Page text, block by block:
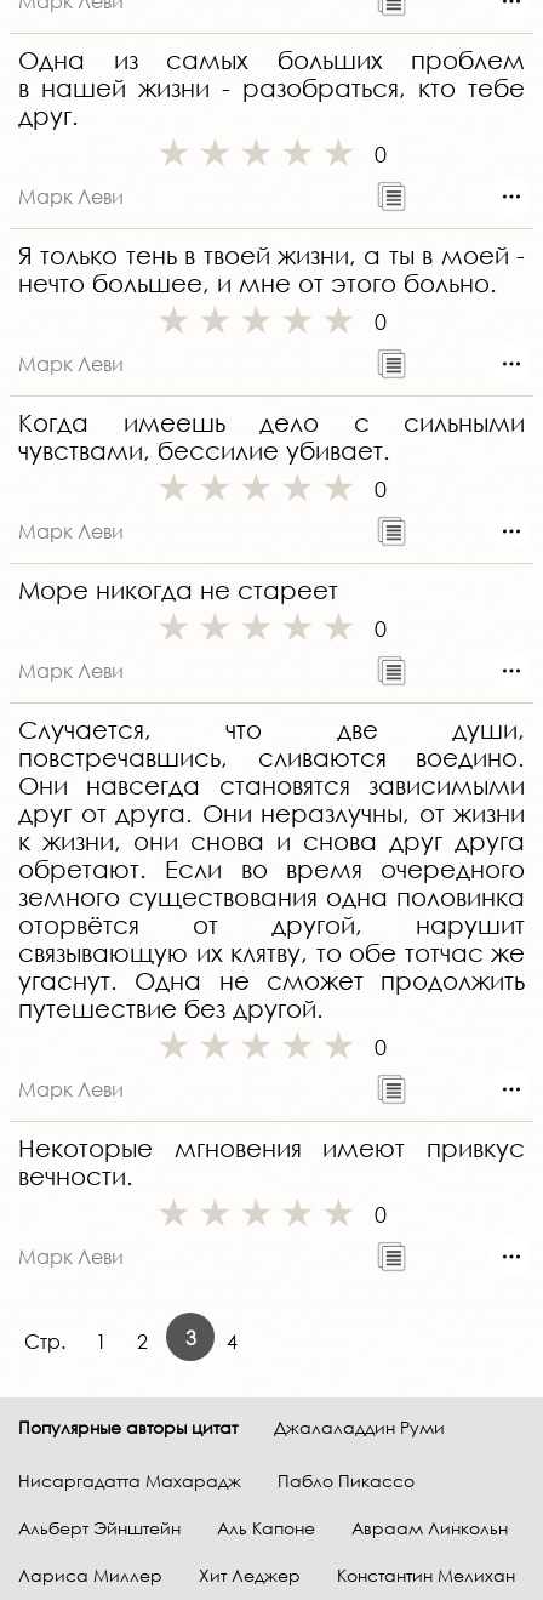
Одна из самых больших проблем
в нашей жизни - разобраться, кто тебе
друг.
0
Марк Леви
Я только тень в твоей жизни, а ты в моей -
нечто большее, и мне от этого больно.
0
Марк Леви
Когда имеешь дело с сильными
чувствами, бессилие убивает.
0
Марк Леви
Море никогда не стареет
0
Марк Леви
Случается, что две души,
повстречавшись, сливаются воедино.
Они навсегда становятся зависимыми
друг от друга. Они неразлучны, от жизни
к жизни, они снова и снова друг друга
обретают. Если во время очередного
земного существования одна половинка
оторвётся от другой, нарушит
связывающую их клятву, то обе тотчас же
угаснут. Одна не сможет продолжить
путешествие без другой.
0
Марк Леви
Некоторые мгновения имеют привкус
вечности.
0
Марк Леви
Стр. 1 2 3 4
Популярные авторы цитат Джалаладдин Руми
Нисаргадатта Махарадж Пабло Пикассо
Альберт Эйнштейн Аль Капоне Авраам Линкольн
Лариса Миллер Хит Леджер Константин Мелихан